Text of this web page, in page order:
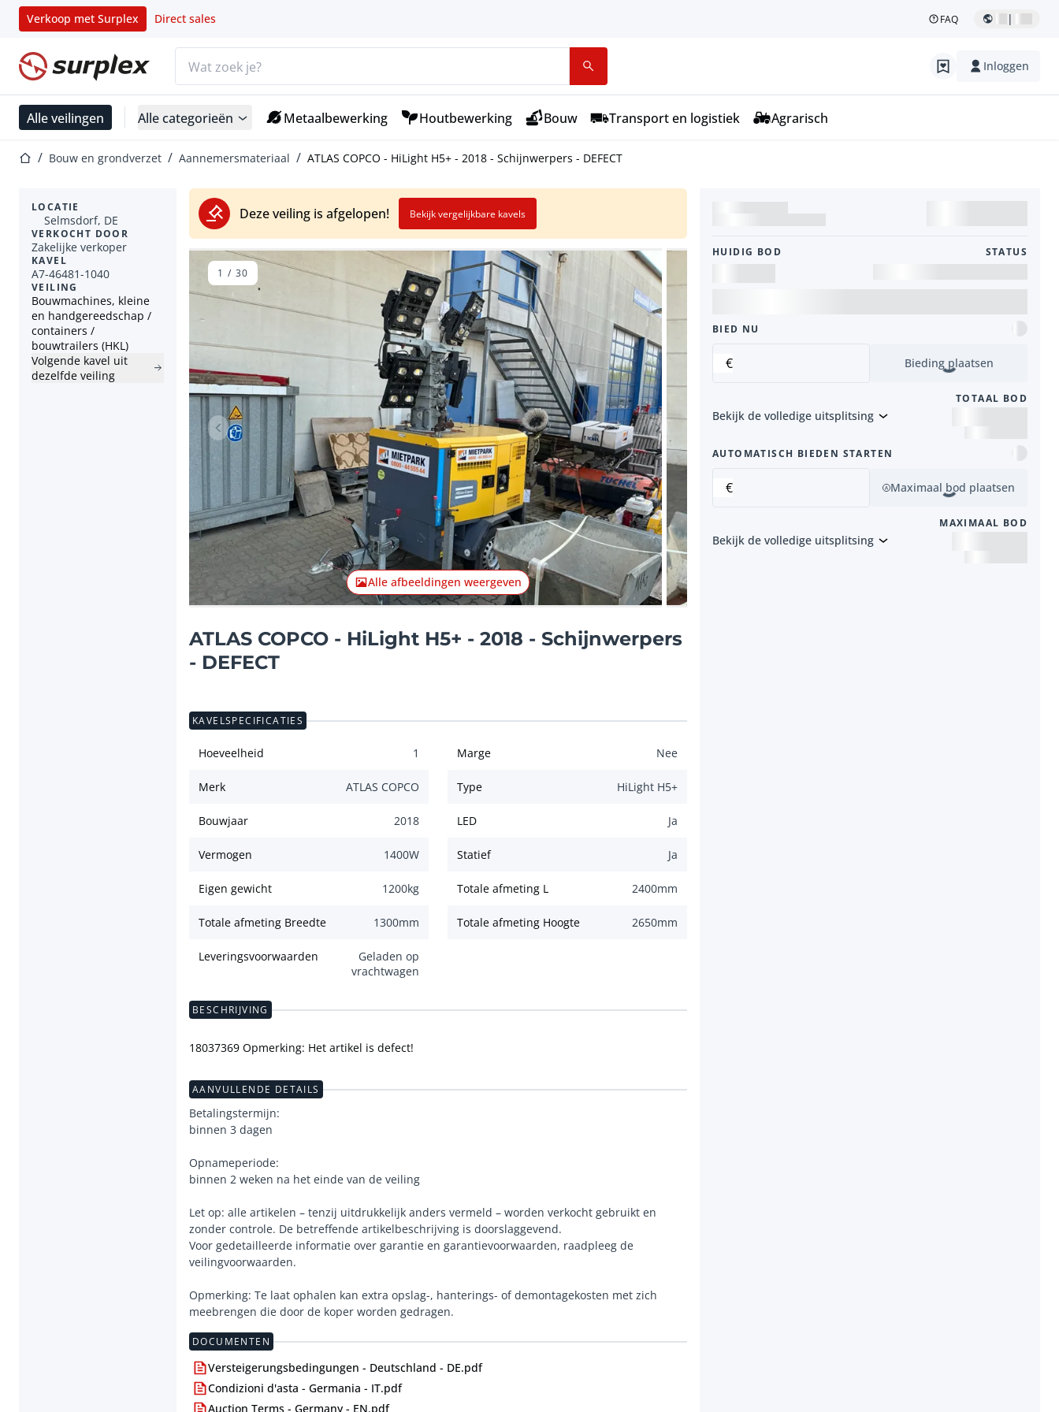
Verkoop met Surplex Direct sales FAQ |
Startpagina Inloggen
Alle veilingen Alle categorieën Metaalbewerking Houtbewerking Bouw Transport en logistiek Agrarisch
StartpaginaBouw en grondverzet Aannemersmateriaal ATLAS COPCO - HiLight H5+ - 2018 - Schijnwerpers - DEFECT
Deze veiling is afgelopen! Bekijk vergelijkbare kavels
LOCATIE
Selmsdorf, DE
VERKOCHT DOOR
Zakelijke verkoper
KAVEL
A7-46481-1040
VEILING
Bouwmachines, kleine
en handgereedschap /
containers /
bouwtrailers (HKL)
Volgende kavel uit
dezelfde veiling
Vorig item Volgend item
Alle afbeeldingen weergeven
1 / 30
ATLAS COPCO - HiLight H5+ - 2018 - Schijnwerpers
- DEFECT
HUIDIG ​​BOD STATUS
BIED NU
€ Bieding plaatsen
TOTAAL BOD
Bekijk de volledige uitsplitsing
AUTOMATISCH BIEDEN STARTEN
€ Maximaal bod plaatsen
MAXIMAAL BOD
Bekijk de volledige uitsplitsing
KAVELSPECIFICATIES
Hoeveelheid 1 Marge Nee
Merk ATLAS COPCO Type HiLight H5+
Bouwjaar 2018 LED Ja
Vermogen 1400W Statief Ja
Eigen gewicht 1200kg Totale afmeting L 2400mm
Totale afmeting Breedte 1300mm Totale afmeting Hoogte 2650mm
Leveringsvoorwaarden
Geladen op
vrachtwagen
BESCHRIJVING
18037369 Opmerking: Het artikel is defect!
AANVULLENDE DETAILS
Betalingstermijn:
binnen 3 dagen
Opnameperiode:
binnen 2 weken na het einde van de veiling
Let op: alle artikelen – tenzij uitdrukkelijk anders vermeld – worden verkocht gebruikt en
zonder controle. De betreffende artikelbeschrijving is doorslaggevend.
Voor gedetailleerde informatie over garantie en garantievoorwaarden, raadpleeg de
veilingvoorwaarden.
Opmerking: Te laat ophalen kan extra opslag-, hanterings- of demontagekosten met zich
meebrengen die door de koper worden gedragen.
DOCUMENTEN
Versteigerungsbedingungen - Deutschland - DE.pdf
Condizioni d'asta - Germania - IT.pdf
Auction Terms - Germany - EN.pdf